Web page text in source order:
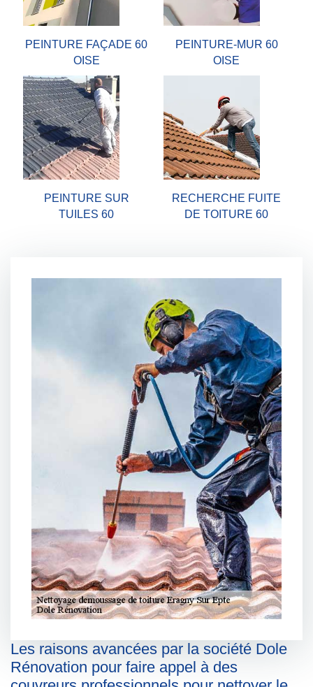
PEINTURE FAÇADE 60
OISE
PEINTURE-MUR 60
OISE
PEINTURE SUR
TUILES 60
RECHERCHE FUITE
DE TOITURE 60
Les raisons avancées par la société Dole
Rénovation pour faire appel à des